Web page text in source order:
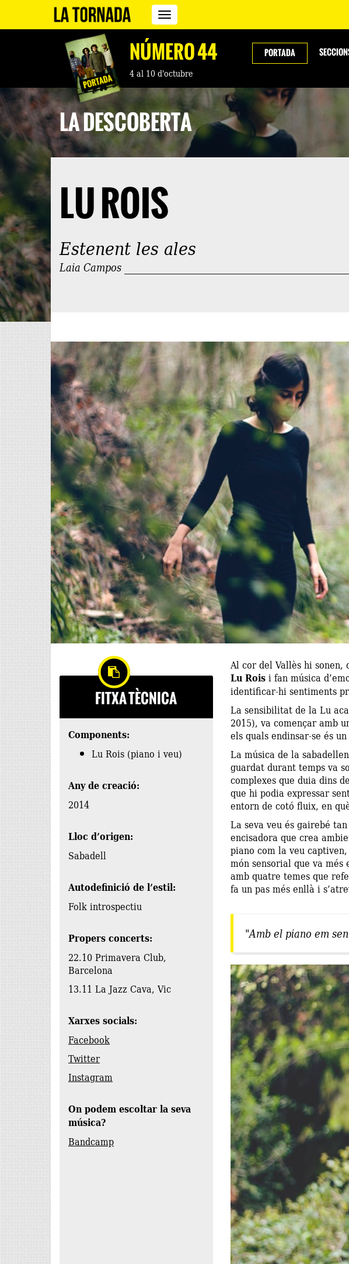
Revista
La
Tornada
NÚMERO 44
4 al 10 d'octubre
PORTADA
LA DESCOBERTA
LU ROIS
Estenent les ales
Laia Campos
Al cor del Vallès hi sonen,
Lu Roisi fan música
identificar-hi sentiments
La sensibilitat de la Lu
2015), va començar amb
els quals endinsar-se és
La música de la
guardat durant temps va
complexes que duia dins
que hi podia expressar
entorn de cotó fluix, en
La seva veu és gairebé
encisadora que crea
piano com la veu
món sensorial que va
amb quatre temes que
fa un pas més enllà i
"Amb el piano em
FITXA TÈCNICA
Components:
Lu Rois (piano i veu)
Any de creació:
2014
Lloc d’origen:
Sabadell
Autodefinició de l’estil:
Folk introspectiu
Propers concerts:
22.10 Primavera Club,
Barcelona
13.11 La Jazz Cava, Vic
Xarxes socials:
Facebook
Twitter
Instagram
On podem escoltar la seva
música?
Bandcamp